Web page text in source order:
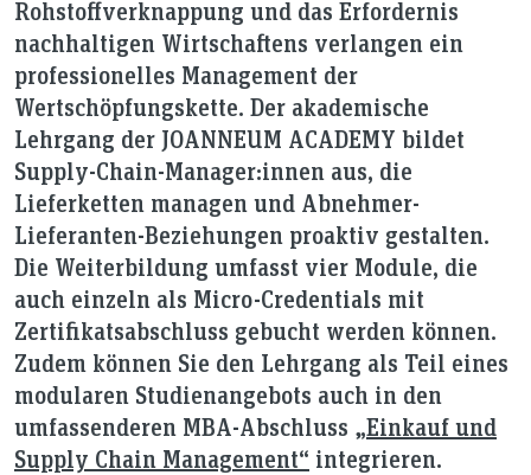
Rohstoffverknappung und das Erfordernis
nachhaltigen Wirtschaftens verlangen ein
professionelles Management der
Wertschöpfungskette. Der akademische
Lehrgang der JOANNEUM ACADEMY bildet
Supply-Chain-Manager:innen aus, die
Lieferketten managen und Abnehmer-
Lieferanten-Beziehungen proaktiv gestalten.
Die Weiterbildung umfasst vier Module, die
auch einzeln als Micro-Credentials mit
Zertifikatsabschluss gebucht werden können.
Zudem können Sie den Lehrgang als Teil eines
modularen Studienangebots auch in den
umfassenderen MBA-Abschluss „Einkauf und
Supply Chain Management“ integrieren.